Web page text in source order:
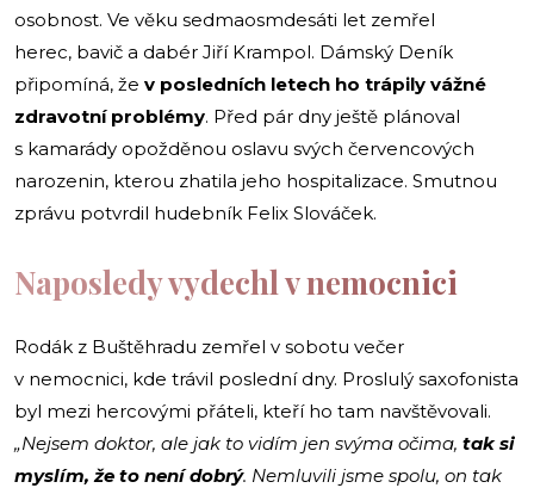
osobnost. Ve věku sedmaosmdesáti let zemřel
herec, bavič a dabér Jiří Krampol. Dámský Deník
připomíná, že v posledních letech ho trápily vážné
zdravotní problémy. Před pár dny ještě plánoval
s kamarády opožděnou oslavu svých červencových
narozenin, kterou zhatila jeho hospitalizace. Smutnou
zprávu potvrdil hudebník Felix Slováček.
Naposledy vydechl v nemocnici
Rodák z Buštěhradu zemřel v sobotu večer
v nemocnici, kde trávil poslední dny. Proslulý saxofonista
byl mezi hercovými přáteli, kteří ho tam navštěvovali.
„Nejsem doktor, ale jak to vidím jen svýma očima, tak si
myslím, že to není dobrý. Nemluvili jsme spolu, on tak